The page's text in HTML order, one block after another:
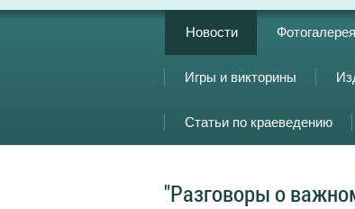
Новости Фотогалерея
Игры и викторины
Статьи по краеведению
"Разговоры о